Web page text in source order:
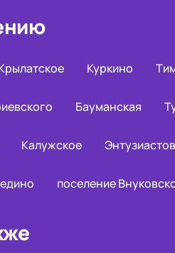
Куркино
Бауманская
Калужское Энтузиастов
поселение